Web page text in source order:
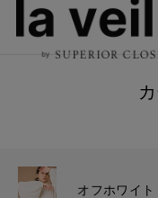
オフホワイト